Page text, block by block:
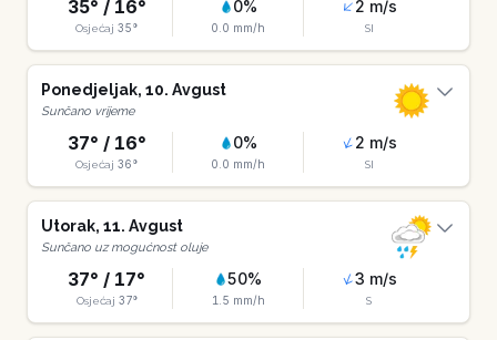
35° / 16°
Osjećaj 35°
0%
0.0 mm/h
2 m/s
SI
Ponedjeljak, 10. Avgust
Sunčano vrijeme
37° / 16°
Osjećaj 36°
0%
0.0 mm/h
2 m/s
SI
Utorak, 11. Avgust
Sunčano uz mogućnost oluje
37° / 17°
Osjećaj 37°
50%
1.5 mm/h
3 m/s
S